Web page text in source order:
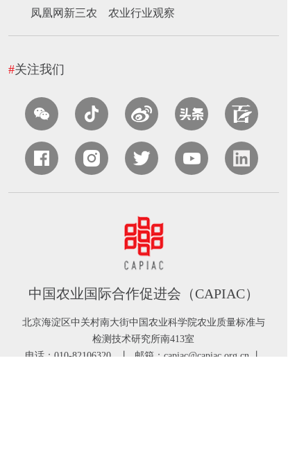
凤凰网新三农
农业行业观察
#关注我们
中国农业国际合作促进会（CAPIAC）
北京海淀区中关村南大街中国农业科学院农业质量标准与
检测技术研究所南413室
电话：010-82106320 丨 邮箱：capiac@capiac.org.cn 丨